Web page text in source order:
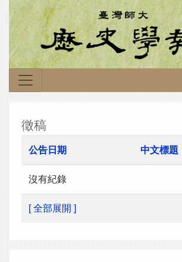
徵稿
公告日期 中文標題
沒有紀錄
[ 全部展開 ]